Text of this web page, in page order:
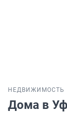
НЕДВИЖИМОСТЬ
Дома в